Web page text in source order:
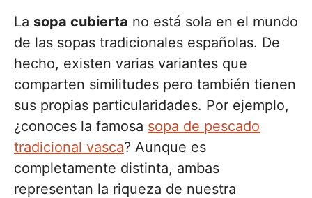
La sopa cubierta no está sola en el mundo
de las sopas tradicionales españolas. De
hecho, existen varias variantes que
comparten similitudes pero también tienen
sus propias particularidades. Por ejemplo,
¿conoces la famosa sopa de pescado
tradicional vasca? Aunque es
completamente distinta, ambas
representan la riqueza de nuestra